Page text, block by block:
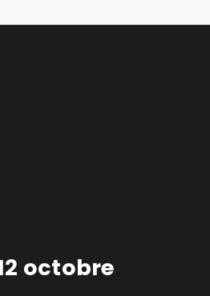
octobre